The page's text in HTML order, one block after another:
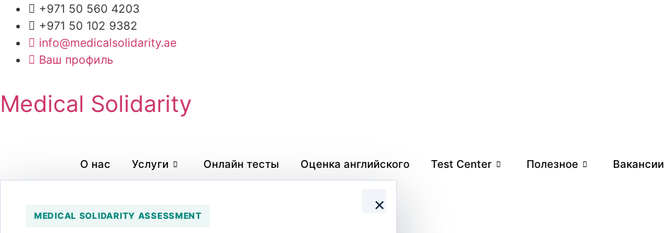
Перейти
содержимому
+971 50 560 4203
+971 50 102 9382
info@medicalsolidarity.ae
Ваш профиль
Medical Solidarity
×
MEDICAL SOLIDARITY ASSESSMENT
О нас Услуги Онлайн тесты Оценка английского Test Center Полезное Вакансии